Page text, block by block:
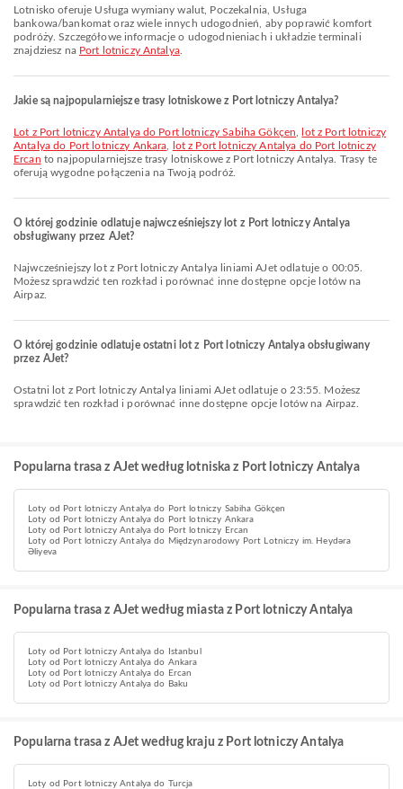
Lotnisko oferuje Usługa wymiany walut, Poczekalnia, Usługa
bankowa/bankomat oraz wiele innych udogodnień, aby poprawić komfort
podróży. Szczegółowe informacje o udogodnieniach i układzie terminali
znajdziesz na Port lotniczy Antalya.
Jakie są najpopularniejsze trasy lotniskowe z Port lotniczy Antalya?
lot z Port lotniczy Antalya do Port lotniczy Sabiha Gökçen
lot z Port lotniczy
Antalya do Port lotniczy Ankara
lot z Port lotniczy Antalya do Port lotniczy
Ercan to najpopularniejsze trasy lotniskowe z Port lotniczy Antalya. Trasy te
oferują wygodne połączenia na Twoją podróż.
O której godzinie odlatuje najwcześniejszy lot z Port lotniczy Antalya
obsługiwany przez AJet?
Najwcześniejszy lot z Port lotniczy Antalya liniami AJet odlatuje o 00:05.
Możesz sprawdzić ten rozkład i porównać inne dostępne opcje lotów na
Airpaz.
O której godzinie odlatuje ostatni lot z Port lotniczy Antalya obsługiwany
przez AJet?
Ostatni lot z Port lotniczy Antalya liniami AJet odlatuje o 23:55. Możesz
sprawdzić ten rozkład i porównać inne dostępne opcje lotów na Airpaz.
Popularna trasa z AJet według lotniska z Port lotniczy Antalya
Loty od Port lotniczy Antalya do Port lotniczy Sabiha Gökçen
Loty od Port lotniczy Antalya do Port lotniczy Ankara
Loty od Port lotniczy Antalya do Port lotniczy Ercan
Loty od Port lotniczy Antalya do Międzynarodowy Port Lotniczy im. Heydəra
Əliyeva
Popularna trasa z AJet według miasta z Port lotniczy Antalya
Loty od Port lotniczy Antalya do Istanbul
Loty od Port lotniczy Antalya do Ankara
Loty od Port lotniczy Antalya do Ercan
Loty od Port lotniczy Antalya do Baku
Popularna trasa z AJet według kraju z Port lotniczy Antalya
Loty od Port lotniczy Antalya do Turcja